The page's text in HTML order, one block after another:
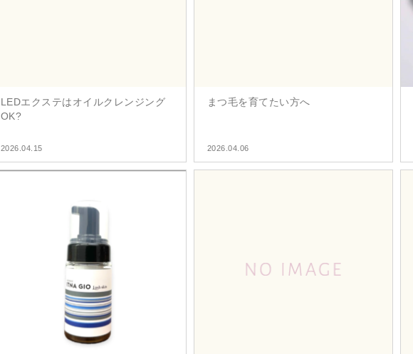
LEDエクステはオイルクレンジング
OK?
2026.04.15
まつ毛を育てたい方へ
2026.04.06